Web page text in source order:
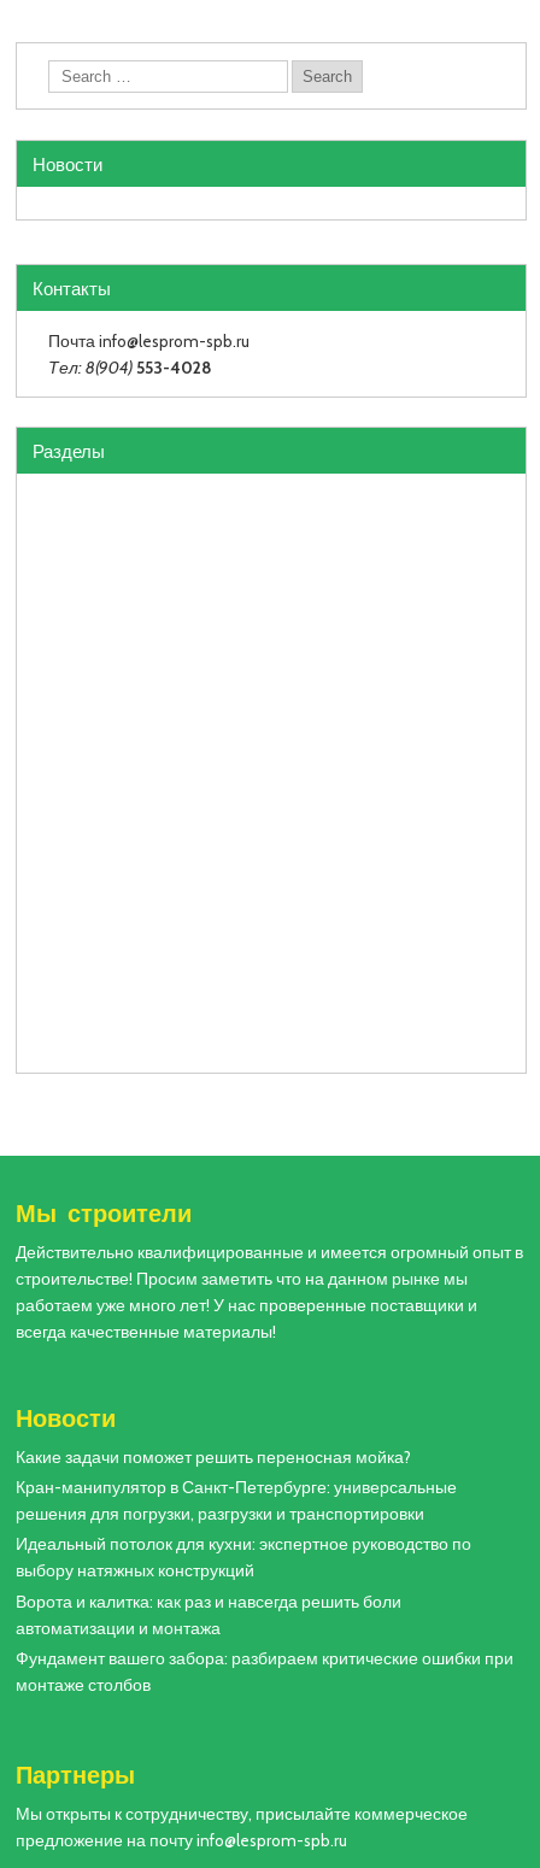
Новости
Контакты
Почта info@lesprom-spb.ru
Тел: 8(904) 553-4028
Разделы
Мы строители
Действительно квалифицированные и имеется огромный опыт в
строительстве! Просим заметить что на данном рынке мы
работаем уже много лет! У нас проверенные поставщики и
всегда качественные материалы!
Новости
Какие задачи поможет решить переносная мойка?
Кран-манипулятор в Санкт-Петербурге: универсальные
решения для погрузки, разгрузки и транспортировки
Идеальный потолок для кухни: экспертное руководство по
выбору натяжных конструкций
Ворота и калитка: как раз и навсегда решить боли
автоматизации и монтажа
Фундамент вашего забора: разбираем критические ошибки при
монтаже столбов
Партнеры
Мы открыты к сотрудничеству, присылайте коммерческое
предложение на почту info@lesprom-spb.ru